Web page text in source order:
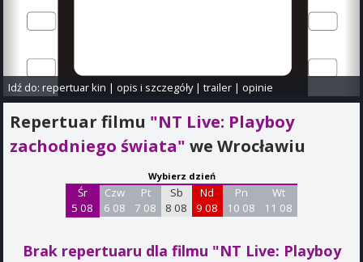
Idź do:repertuar kin |opis i szczegóły|trailer |opinie
Repertuar filmu "NT Live: Playboy
zachodniego świata" we Wrocławiu
Wybierz dzień
Śr
5 08
Czw
6 08
Pt
7 08
Sb
8 08
Nd
9 08
Pn
10 08
Wt
11 08
Brak repertuaru dla filmu "NT Live: Playboy